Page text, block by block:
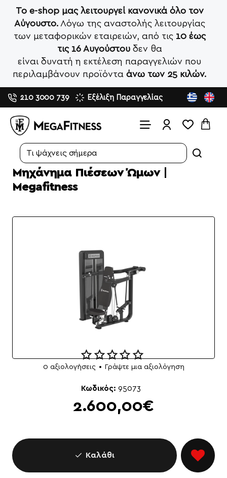
Το e-shop μας λειτουργεί κανονικά όλο τον
Αύγουστο.Λόγω της αναστολής λειτουργίας
των μεταφορικών εταιρειών, από τις 10 έως
τις 16 Αυγούστουδεν θα
είναι δυνατή η εκτέλεση παραγγελιών που
περιλαμβάνουν προϊόντα άνω των 25 κιλών.
210 3000 739 Εξέλιξη Παραγγελίας
Search...
Μηχάνημα Πιέσεων Ώμων |
Megafitness
0 αξιολογήσεις • Γράψτε μια αξιολόγηση
2.600,00€
Κωδικός: 95073
Καλάθι